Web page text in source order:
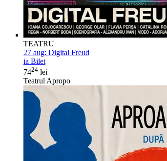
TEATRU
27 aug: Digital Freud
ia Bilet
7424 lei
Teatrul Apropo